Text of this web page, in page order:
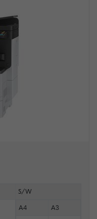
S/W
A4 A3